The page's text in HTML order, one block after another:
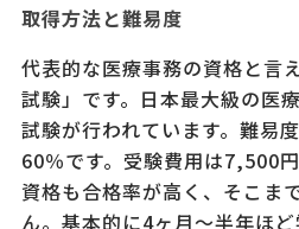
取得方法と難易度
代表的な医療事務の資格と言
試験」です。日本最大級の医
試験が行われています。難易
60％です。受験費用は7,500
資格も合格率が高く、そこま
ん。基本的に4ヶ月～半年ほ